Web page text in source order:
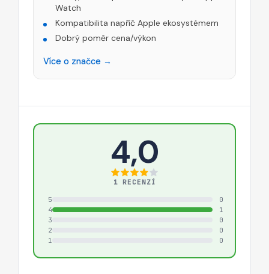
Watch
Kompatibilita napříč Apple ekosystémem
Dobrý poměr cena/výkon
Více o značce →
4,0
1 RECENZÍ
5
0
4
1
3
0
2
0
1
0